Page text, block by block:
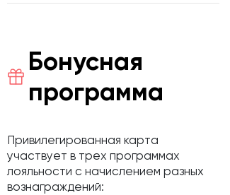
Бонусная
программа
Привилегированная карта
участвует в трех программах
лояльности с начислением разных
вознаграждений: